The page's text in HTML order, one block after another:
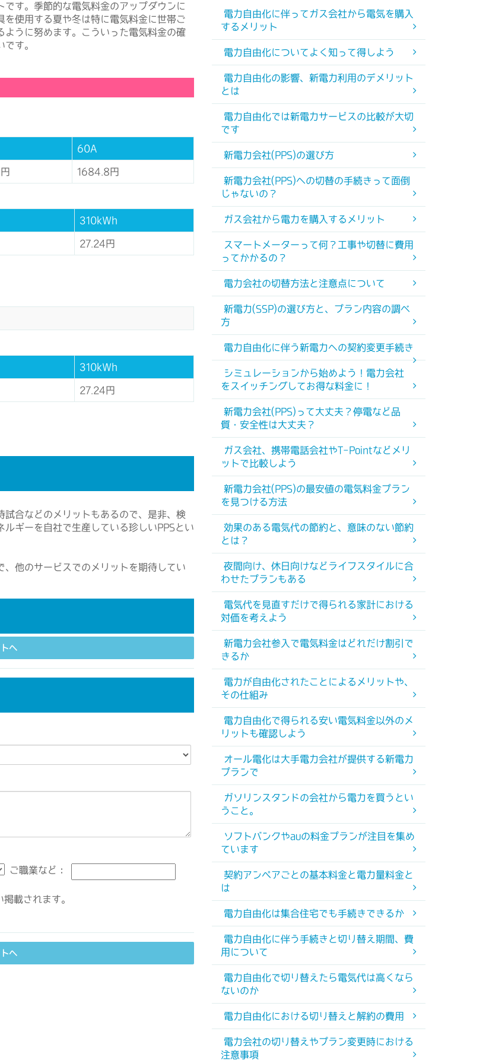
す。季節的な電気料金のアップダウンに
使用する夏や冬は特に電気料金に世帯ご
ように努めます。こういった電気料金の確
す。
60A
1684.8円
310kWh
27.24円
310kWh
27.24円
合などのメリットもあるので、是非、検
ギーを自社で生産している珍しいPPSとい
他のサービスでのメリットを期待してい
へ
ご職業など：
載されます。
へ
電力自由化に伴ってガス会社から電気を購入
するメリット
電力自由化についてよく知って得しよう
電力自由化の影響、新電力利用のデメリット
とは
電力自由化では新電力サービスの比較が大切
です
新電力会社(PPS)の選び方
新電力会社(PPS)への切替の手続きって面倒
じゃないの？
ガス会社から電力を購入するメリット
スマートメーターって何？工事や切替に費用
ってかかるの？
電力会社の切替方法と注意点について
新電力(SSP)の選び方と、プラン内容の調べ
方
電力自由化に伴う新電力への契約変更手続き
シミュレーションから始めよう！電力会社
をスイッチングしてお得な料金に！
新電力会社(PPS)って大丈夫？停電など品
質・安全性は大丈夫？
ガス会社、携帯電話会社やT-Pointなどメリ
ットで比較しよう
新電力会社(PPS)の最安値の電気料金プラン
を見つける方法
効果のある電気代の節約と、意味のない節約
とは？
夜間向け、休日向けなどライフスタイルに合
わせたプランもある
電気代を見直すだけで得られる家計における
対価を考えよう
新電力会社参入で電気料金はどれだけ割引で
きるか
電力が自由化されたことによるメリットや、
その仕組み
電力自由化で得られる安い電気料金以外のメ
リットも確認しよう
オール電化は大手電力会社が提供する新電力
プランで
ガソリンスタンドの会社から電力を買うとい
うこと。
ソフトバンクやauの料金プランが注目を集め
ています
契約アンペアごとの基本料金と電力量料金と
は
電力自由化は集合住宅でも手続きできるか
電力自由化に伴う手続きと切り替え期間、費
用について
電力自由化で切り替えたら電気代は高くなら
ないのか
電力自由化における切り替えと解約の費用
電力会社の切り替えやプラン変更時における
注意事項